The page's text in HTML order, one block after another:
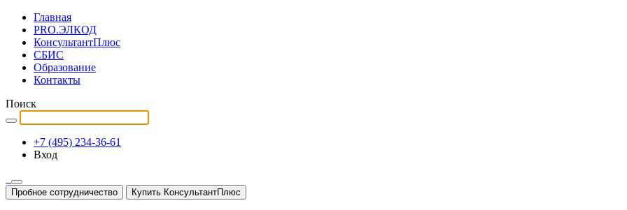
Главная
PRO.ЭЛКОД
КонсультантПлюс
СБИС
Образование
Контакты
Поиск
+7 (495) 234-36-61
Вход
Пробное сотрудничество Купить КонсультантПлюс